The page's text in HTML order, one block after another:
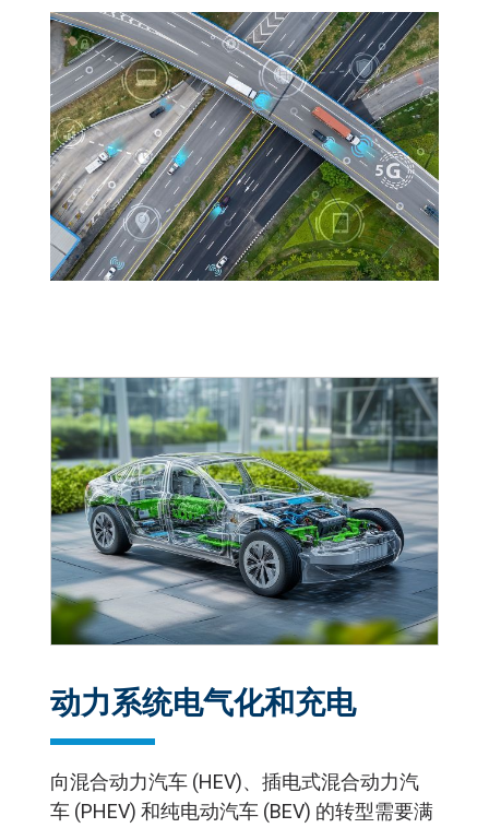
动力系统电气化和充电
向混合动力汽车 (HEV)、插电式混合动力汽
车 (PHEV) 和纯电动汽车 (BEV) 的转型需要满